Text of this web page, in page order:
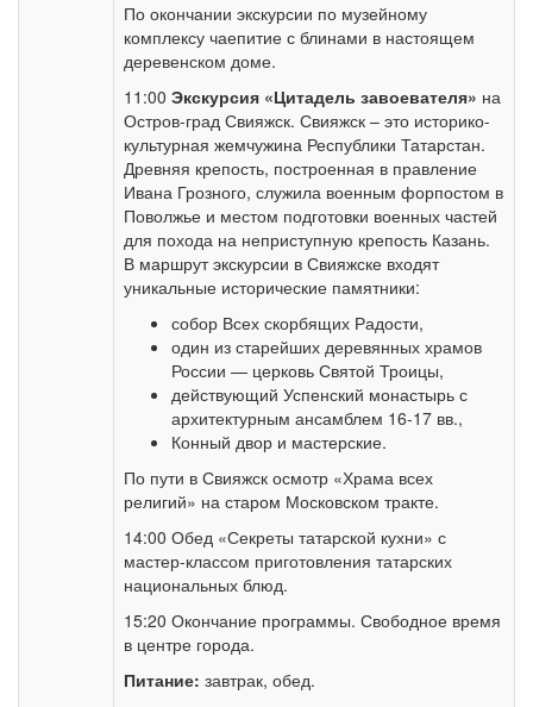
По окончании экскурсии по музейному
комплексу чаепитие с блинами в настоящем
деревенском доме.
11:00 Экскурсия «Цитадель завоевателя» на
Остров-град Свияжск. Свияжск – это историко-
культурная жемчужина Республики Татарстан.
Древняя крепость, построенная в правление
Ивана Грозного, служила военным форпостом в
Поволжье и местом подготовки военных частей
для похода на неприступную крепость Казань.
В маршрут экскурсии в Свияжске входят
уникальные исторические памятники:
собор Всех скорбящих Радости,
один из старейших деревянных храмов
России — церковь Святой Троицы,
действующий Успенский монастырь с
архитектурным ансамблем 16-17 вв.,
Конный двор и мастерские.
По пути в Свияжск осмотр «Храма всех
религий» на старом Московском тракте.
14:00 Обед «Секреты татарской кухни» с
мастер-классом приготовления татарских
национальных блюд.
15:20 Окончание программы. Свободное время
в центре города.
Питание: завтрак, обед.